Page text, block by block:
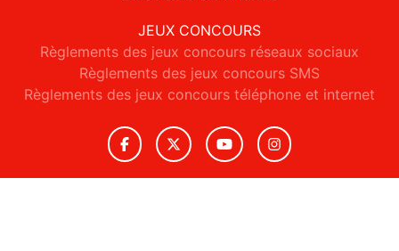
JEUX CONCOURS
Règlements des jeux concours réseaux sociaux
Règlements des jeux concours SMS
Règlements des jeux concours téléphone et internet